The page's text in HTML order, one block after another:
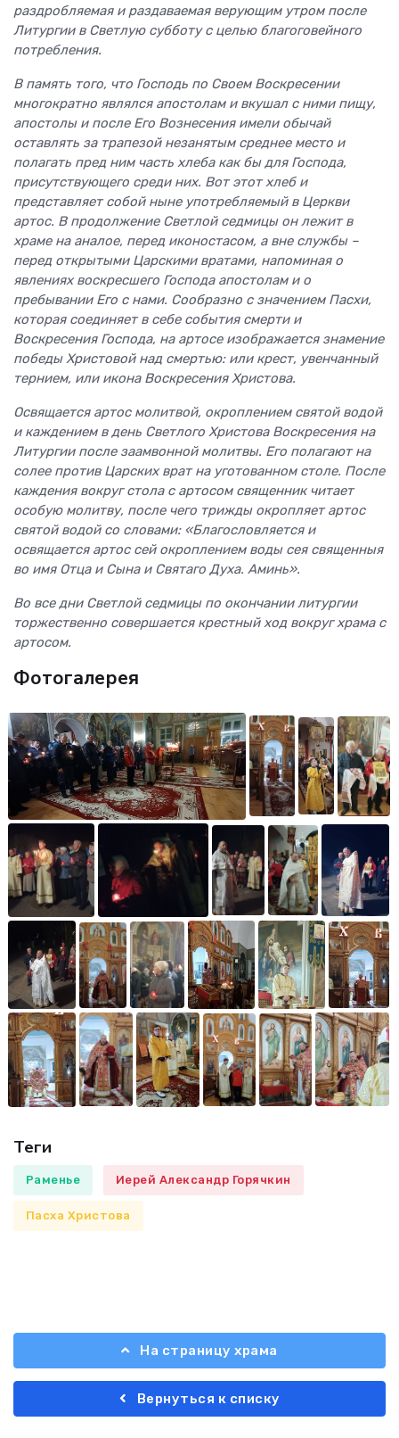
раздробляемая и раздаваемая верующим утром после
Литургии в Светлую субботу с целью благоговейного
потребления.
В память того, что Господь по Своем Воскресении
многократно являлся апостолам и вкушал с ними пищу,
апостолы и после Его Вознесения имели обычай
оставлять за трапезой незанятым среднее место и
полагать пред ним часть хлеба как бы для Господа,
присутствующего среди них. Вот этот хлеб и
представляет собой ныне употребляемый в Церкви
артос. В продолжение Светлой седмицы он лежит в
храме на аналое, перед иконостасом, а вне службы –
перед открытыми Царскими вратами, напоминая о
явлениях воскресшего Господа апостолам и о
пребывании Его с нами. Сообразно с значением Пасхи,
которая соединяет в себе события смерти и
Воскресения Господа, на артосе изображается знамение
победы Христовой над смертью: или крест, увенчанный
тернием, или икона Воскресения Христова.
Освящается артос молитвой, окроплением святой водой
и каждением в день Светлого Христова Воскресения на
Литургии после заамвонной молитвы. Его полагают на
солее против Царских врат на уготованном столе. После
каждения вокруг стола с артосом священник читает
особую молитву, после чего трижды окропляет артос
святой водой со словами: «Благословляется и
освящается артос сей окроплением воды сея священныя
во имя Отца и Сына и Святаго Духа. Аминь».
Во все дни Светлой седмицы по окончании литургии
торжественно совершается крестный ход вокруг храма с
артосом.
Фотогалерея
Теги
Раменье Иерей Александр Горячкин
Пасха Христова
На страницу храма
Вернуться к списку